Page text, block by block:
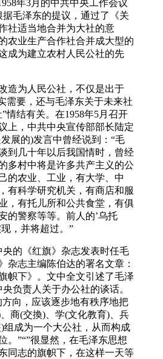
年3月的中共中央工作会议
据毛泽东的提议，通过了《关
社适当地合并为大社的意
农业生产合作社合并成大型的
成为建立农村人民公社的先
造为人民公社，不仅是出于
需要，还与毛泽东关于未来社
情结有关。在1958年5月召开
上，中共中央宣传部部长陆定
展的)发言中曾经说到：“毛
到几十年以后我国情时，曾经
多村中将是许多共产主义的公
的农业、工业，有大学、中
有科学研究机关，有商店和服
，有托儿所和公共食堂，有俱
的警察等等。前人的’乌托
，并将超过。”
央的《红旗》杂志发表时任毛
杂志主编陈伯达的署名文章：
帜下》。文中全文引述了毛泽
负责人关于办公社的谈话。
向，应该逐步地有秩序地把
商(交換)、学(文化教育)、兵
组成为一个大公社，从而构成
。”“”很显然，在毛泽东思想
同志的旗帜下，在这样一天等